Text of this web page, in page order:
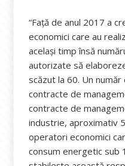
“Față de anul 2017 a
economici care au
același timp însă
autorizate să
scăzut la 60. Un
contracte de
contracte de
industrie, aproximativ
operatori economici
consum energetic sub